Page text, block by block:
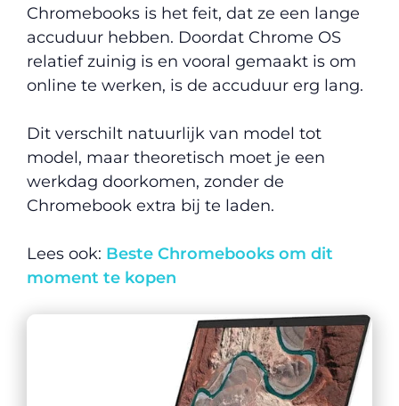
Chromebooks is het feit, dat ze een lange
accuduur hebben. Doordat Chrome OS
relatief zuinig is en vooral gemaakt is om
online te werken, is de accuduur erg lang.
Dit verschilt natuurlijk van model tot
model, maar theoretisch moet je een
werkdag doorkomen, zonder de
Chromebook extra bij te laden.
Lees ook: Beste Chromebooks om dit
moment te kopen